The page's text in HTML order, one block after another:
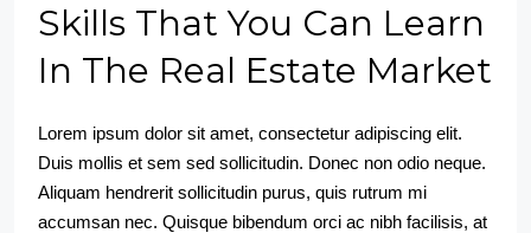
Skills That You Can Learn
In The Real Estate Market
Lorem ipsum dolor sit amet, consectetur adipiscing elit.
Duis mollis et sem sed sollicitudin. Donec non odio neque.
Aliquam hendrerit sollicitudin purus, quis rutrum mi
accumsan nec. Quisque bibendum orci ac nibh facilisis, at